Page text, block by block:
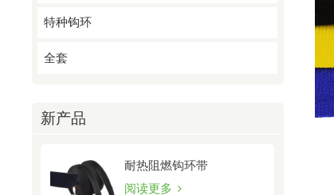
特种钩环
全套
新产品
耐热阻燃钩环带
阅读更多